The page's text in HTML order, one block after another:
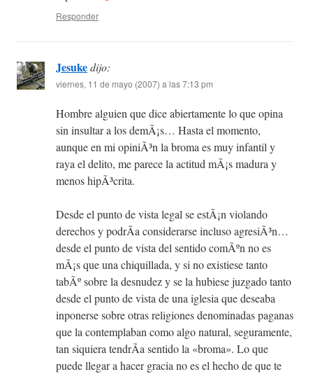
Responder
Jesukedijo:
viernes, 11 de mayo (2007) a las 7:13 pm
Hombre alguien que dice abiertamente lo que opina
sin insultar a los demÃ¡s… Hasta el momento,
aunque en mi opiniÃ³n la broma es muy infantil y
raya el delito, me parece la actitud mÃ¡s madura y
menos hipÃ³crita.
Desde el punto de vista legal se estÃ¡n violando
derechos y podrÃ­a considerarse incluso agresiÃ³n…
desde el punto de vista del sentido comÃºn no es
mÃ¡s que una chiquillada, y si no existiese tanto
tabÃº sobre la desnudez y se la hubiese juzgado tanto
desde el punto de vista de una iglesia que deseaba
inponerse sobre otras religiones denominadas paganas
que la contemplaban como algo natural, seguramente,
tan siquiera tendrÃ­a sentido la «broma». Lo que
puede llegar a hacer gracia no es el hecho de que te